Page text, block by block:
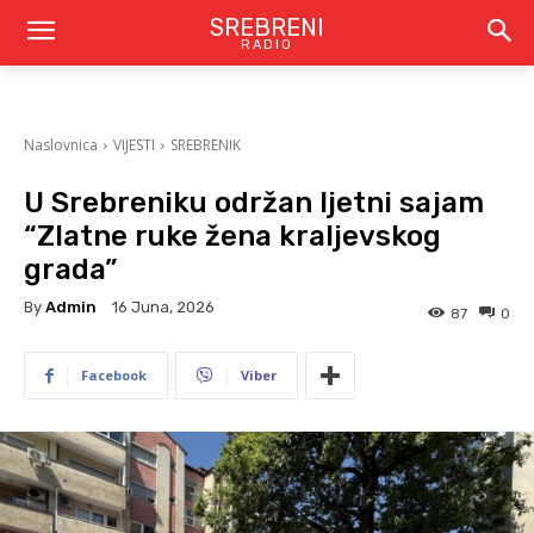
SREBRENI
RADIO
Naslovnica VIJESTI SREBRENIK
U Srebreniku održan ljetni sajam
“Zlatne ruke žena kraljevskog
grada”
By Admin 16 Juna, 2026 0
87
Facebook Viber